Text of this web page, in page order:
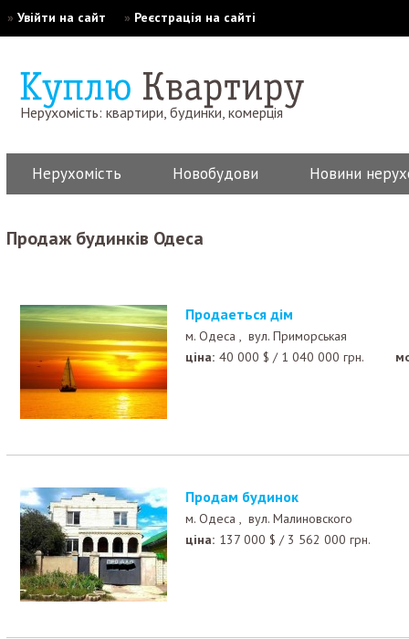
» Увійти на сайт » Реєстрація на сайті
Нерухомість: квартири, будинки, комерція
Нерухомість Новобудови Новини
Продаж будинків Одеса
Продаеться дім
м. Одеса , вул. Приморськая
ціна: 40 000 $ / 1 040 000 грн.
Продам будинок
м. Одеса , вул. Малиновского
ціна: 137 000 $ / 3 562 000 грн.